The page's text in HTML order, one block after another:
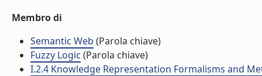
Membro di
Semantic Web (Parola chiave)
Fuzzy Logic (Parola chiave)
I.2.4 Knowledge Representation Formalisms and